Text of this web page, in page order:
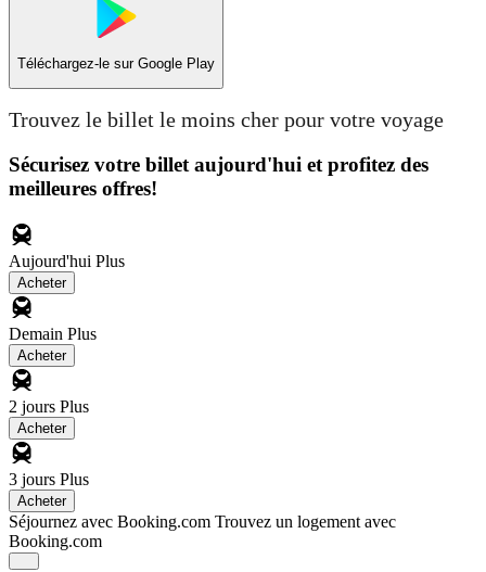
Téléchargez-le sur Google Play
Trouvez le billet le moins cher pour votre voyage
Sécurisez votre billet aujourd'hui et profitez des
meilleures offres!
Aujourd'hui Plus
Acheter
Demain Plus
Acheter
2 jours Plus
Acheter
3 jours Plus
Acheter
Séjournez avec Booking.com Trouvez un logement avec
Booking.com